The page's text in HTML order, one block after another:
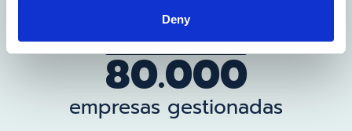
Deny
80.000
empresas gestionadas